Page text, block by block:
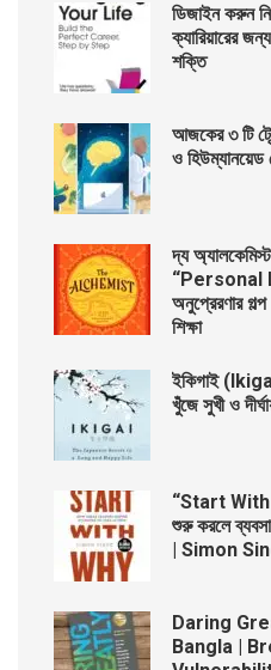
ডিজাইন করুন
ক্যারিয়ারের
শক্তি
আজকের ৩ টি
ও হিউম্যানয়েড
দ্য
“Personal
অনুপ্রেরণার
শিক্ষা
ইকিগাই
খুঁজে সুখী ও
“Start With
শুরু করলে
| Simon
Daring
Bangla |